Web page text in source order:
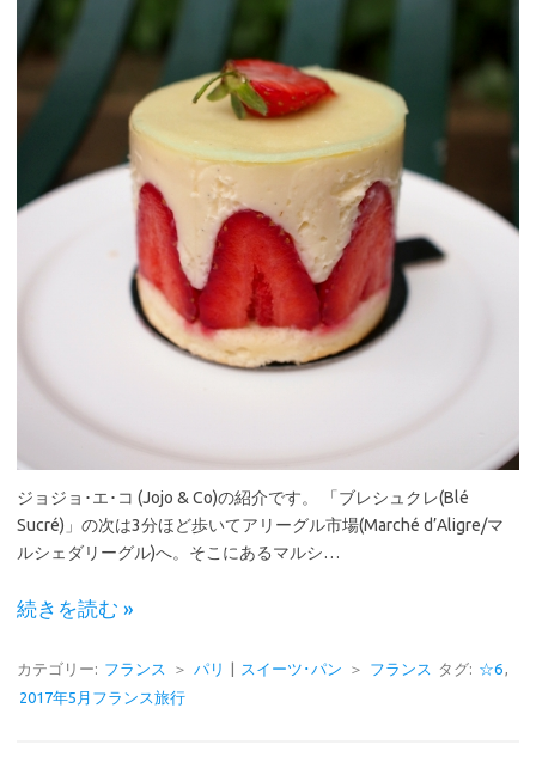
ジョジョ･エ･コ (Jojo & Co)の紹介です。 「ブレシュクレ(Blé
Sucré)」の次は3分ほど歩いてアリーグル市場(Marché d’Aligre/マ
ルシェダリーグル)へ。そこにあるマルシ…
続きを読む »
カテゴリー: フランス ＞ パリ スイーツ･パン ＞ フランス タグ: ☆6,
2017年5月フランス旅行